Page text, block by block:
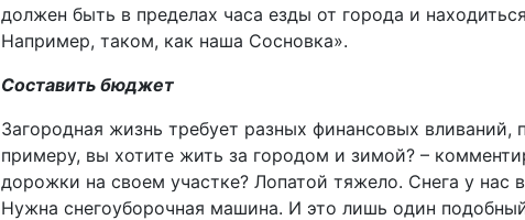
должен быть в пределах часа езды от города и
Например, таком, как наша Сосновка».
Составить бюджет
Загородная жизнь требует разных финансовых
примеру, вы хотите жить за городом и зимой? –
дорожки на своем участке? Лопатой тяжело. Снега у нас
Нужна снегоуборочная машина. И это лишь один